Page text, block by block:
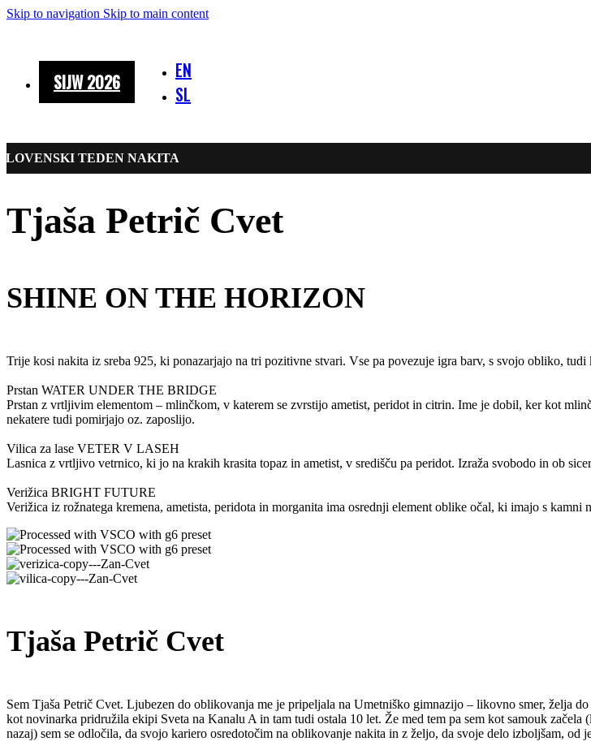
Skip to navigation Skip to main content
SIJW 2026
EN
SL
TEDEN NAKITA
Tjaša Petrič Cvet
SHINE ON THE HORIZON
Trije kosi nakita iz sreba 925, ki ponazarjajo na tri pozitivne stvari. Vse pa povezuje igra barv, s svojo obliko,
Prstan WATER UNDER THE BRIDGE
Prstan z vrtljivim elementom – mlinčkom, v katerem se zvrstijo ametist, peridot in citrin. Ime je dobil, ker kot
nekatere tudi pomirjajo oz. zaposlijo.
Vilica za lase VETER V LASEH
Lasnica z vrtljivo vetrnico, ki jo na krakih krasita topaz in ametist, v središču pa peridot. Izraža svobodo in ob
Verižica BRIGHT FUTURE
Verižica iz rožnatega kremena, ametista, peridota in morganita ima osrednji element oblike očal, ki imajo s
Tjaša Petrič Cvet
Sem Tjaša Petrič Cvet. Ljubezen do oblikovanja me je pripeljala na Umetniško gimnazijo – likovno smer, želja
kot novinarka pridružila ekipi Sveta na Kanalu A in tam tudi ostala 10 let. Že med tem pa sem kot samouk
nazaj) sem se odločila, da svojo kariero osredotočim na oblikovanje nakita in z željo, da svoje delo izboljšam,